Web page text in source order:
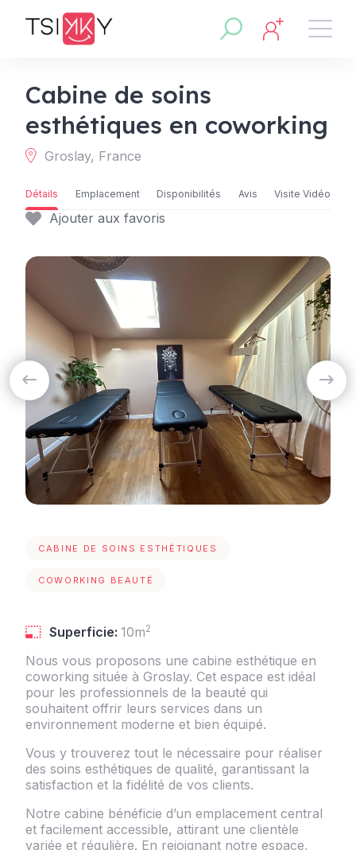
Cabine de soins
esthétiques en coworking
Groslay, France
Ajouter aux favoris
Détails Emplacement Disponibilités Avis Visite Vidéo
CABINE DE SOINS ESTHÉTIQUES
COWORKING BEAUTÉ
Superficie: 10m2
Nous vous proposons une cabine esthétique en
coworking située à Groslay. Cet espace est idéal
pour les professionnels de la beauté qui
souhaitent offrir leurs services dans un
environnement moderne et bien équipé.
Vous y trouverez tout le nécessaire pour réaliser
des soins esthétiques de qualité, garantissant la
satisfaction et la fidélité de vos clients.
Notre cabine bénéficie d’un emplacement central
et facilement accessible, attirant une clientèle
variée et régulière. En rejoignant notre espace,